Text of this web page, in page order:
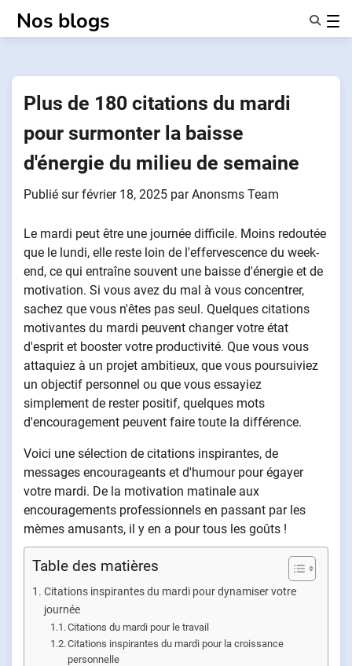
Nos blogs
À Propos De Nous
Plus de 180 citations du mardi
pour surmonter la baisse
d'énergie du milieu de semaine
Publié surfévrier 18, 2025 parAnonsms Team
Le mardi peut être une journée difficile. Moins redoutée
que le lundi, elle reste loin de l'effervescence du week-
end, ce qui entraîne souvent une baisse d'énergie et de
motivation. Si vous avez du mal à vous concentrer,
sachez que vous n'êtes pas seul. Quelques citations
motivantes du mardi peuvent changer votre état
d'esprit et booster votre productivité. Que vous vous
attaquiez à un projet ambitieux, que vous poursuiviez
un objectif personnel ou que vous essayiez
simplement de rester positif, quelques mots
d'encouragement peuvent faire toute la différence.
Voici une sélection de citations inspirantes, de
messages encourageants et d'humour pour égayer
votre mardi. De la motivation matinale aux
encouragements professionnels en passant par les
mèmes amusants, il y en a pour tous les goûts !
Table des matières
Citations inspirantes du mardi pour dynamiser votre
journée
Citations du mardi pour le travail
Citations inspirantes du mardi pour la croissance
personnelle